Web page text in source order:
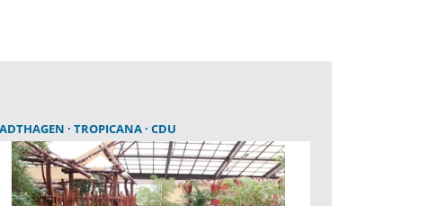
TROPICANA CDU